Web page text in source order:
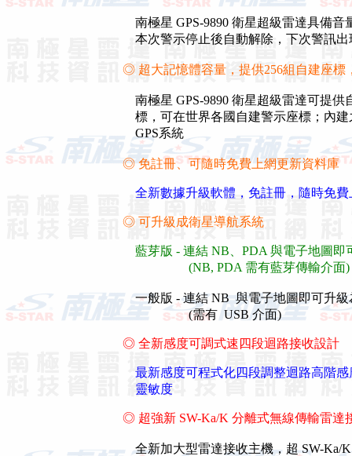
南極星 GPS-9890 衛星超級雷達具備
本次警示停止後自動解除，下次警訊出
◎ 超大記憶體容量，提供256組自建座標
南極星 GPS-9890 衛星超級雷達可提
標，可在世界各國自建警示座標；內
GPS系統
◎ 免註冊、可隨時免費上網更新資料庫
全新數據升級軟體，免註冊，隨時免
◎ 可升級成衛星導航系統
藍芽版 - 連結 NB、PDA 與電子地圖
(NB, PDA 需有藍芽傳輸介面)
一般版 - 連結 NB 與電子地圖即可升級
(需有 USB 介面)
◎ 全新感度可調式速四段迴路接收設計
最新感度可程式化四段調整迴路高階
靈敏度
◎ 超強新 SW-Ka/K 分離式無線傳輸雷達
全新加大型雷達接收主機，超 SW-Ka/K